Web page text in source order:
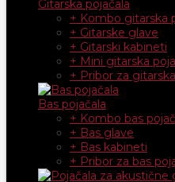
Gitarska pojačala
+ Kombo gitarska
+ Gitarske glave
+ Gitarski kabineti
+ Mini gitarska
+ Pribor za
Bas pojačala
+ Kombo bas
+ Bas glave
+ Bas kabineti
+ Pribor za bas